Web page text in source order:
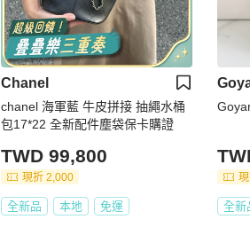
Chanel
chanel 海軍藍 牛皮拼接 抽繩水桶
包17*22 全新配件塵袋保卡購證
TWD 99,800
現折 2,000
全新品 本地 免運 全新